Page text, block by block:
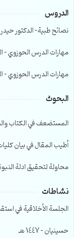
الدروس
نصائح طبية- الدكتور حيدر
مهارات الدرس الحوزوي –
مهارات الدرس الحوزوي –
البحوث
المستضعف في الكتاب
أطيب المقال في بيان
محاولة لتحقيق ادلة
نشاطات
الجلسة الأخلاقية في
حسينيان – 1447 هـ